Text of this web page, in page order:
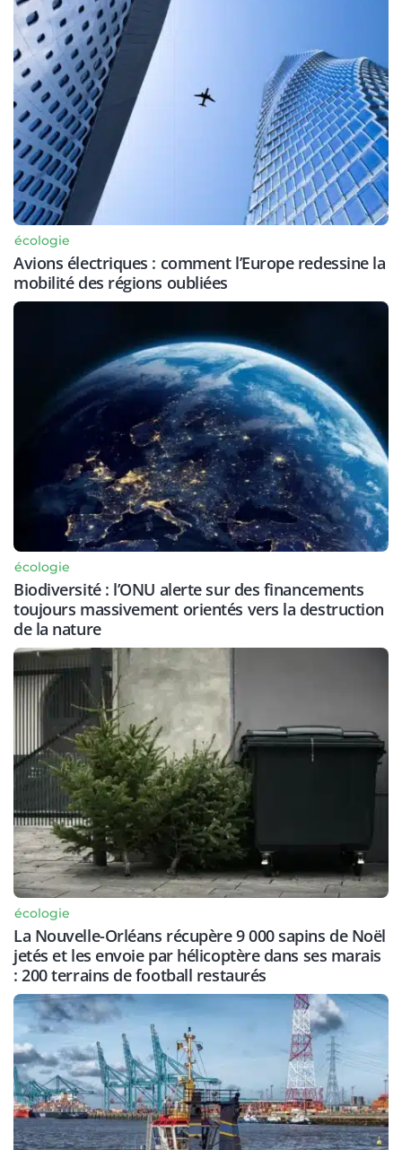
écologie
Avions électriques : comment l’Europe redessine la
mobilité des régions oubliées
écologie
Biodiversité : l’ONU alerte sur des financements
toujours massivement orientés vers la destruction
de la nature
écologie
La Nouvelle-Orléans récupère 9 000 sapins de Noël
jetés et les envoie par hélicoptère dans ses marais
: 200 terrains de football restaurés